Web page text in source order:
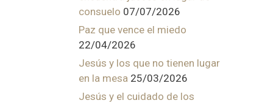
consuelo 07/07/2026
Paz que vence el miedo
22/04/2026
Jesús y los que no tienen lugar
en la mesa 25/03/2026
Jesús y el cuidado de los